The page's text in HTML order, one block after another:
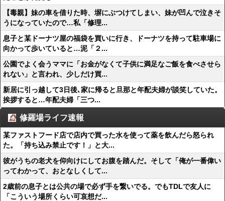
【毒親】妹の車を借りた時、塀にぶつけてしまい、妹が凹んで泣きそ
うになっていたので…私「修理...
息子と某ドーナツ屋の福袋を買いに行き、ドーナツを持って駐車場に
向かって歩いていると…泥「２...
公園でよく会うママに「お金がなくて子供に満足なご飯を食べさせら
れない」と言われ、少しだけ買...
新居に引っ越して3日後､家に帰ると旦那と年配夫婦が談笑していた。
挨拶すると…年配夫婦「三つ...
修羅場ライフ速報
某ファストフード店で店内で買った水を使って薬を飲んだら怒られ
た。「持ち込み禁止です！」と大...
彼がうちの老犬を仰向けにしてお腹を踏んだ。そして「俺が一番偉い
ってわかって、おとなしくして...
2歳前の息子とは公共の場で必ず手を繋いでる。でもTDLで友人に
「こういう場所くらい可哀想だ...